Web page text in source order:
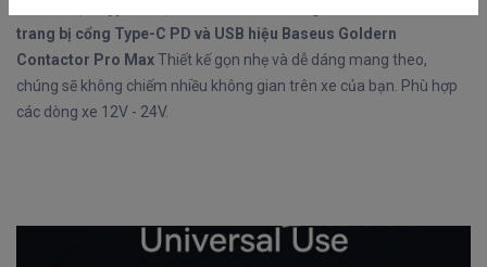
trang bị cổng Type-C PD và USB hiệu Baseus Goldern
Contactor Pro MaxThiết kế gọn nhẹ và dễ dáng mang theo,
chúng sẽ không chiếm nhiều không gian trên xe của bạn. Phù hợp
các dòng xe 12V - 24V.